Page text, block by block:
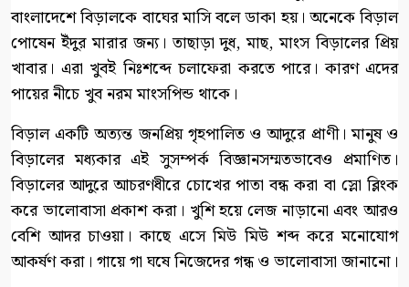
বাংলাদেশে বিড়ালকে বাঘের মাসি বলে ডাকা হয়। অনেকে বিড়াল
পোষেন ইঁদুর মারার জন্য। তাছাড়া দুধ, মাছ, মাংস বিড়ালের প্রিয়
খাবার। এরা খুবই নিঃশব্দে চলাফেরা করতে পারে। কারণ এদের
পায়ের নীচে খুব নরম মাংসপিন্ড থাকে।
বিড়াল একটি অত্যন্ত জনপ্রিয় গৃহপালিত ও আদুরে প্রাণী। মানুষ ও
বিড়ালের মধ্যকার এই সুসম্পর্ক বিজ্ঞানসম্মতভাবেও প্রমাণিত।
বিড়ালের আদুরে আচরণধীরে চোখের পাতা বন্ধ করা বা স্লো ব্লিংক
করে ভালোবাসা প্রকাশ করা। খুশি হয়ে লেজ নাড়ানো এবং আরও
বেশি আদর চাওয়া। কাছে এসে মিউ মিউ শব্দ করে মনোযোগ
আকর্ষণ করা। গায়ে গা ঘষে নিজেদের গন্ধ ও ভালোবাসা জানানো।